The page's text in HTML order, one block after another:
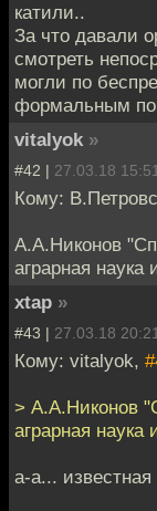
катили..
За что давали
смотреть
могли по
формальным
vitalyok »
#42 | 27.03.18 15:51
Кому:
А.А.Никонов
аграрная
xtap »
#43 | 27.03.18 20:21
Кому: vitalyok,
> А.А.Никонов
аграрная
а-а... известная